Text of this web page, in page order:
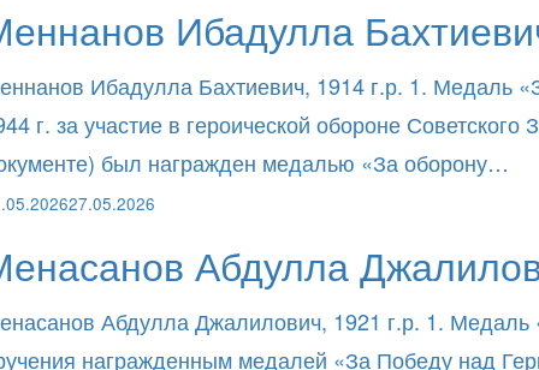
Ибадулла
Ибадулла Бахтиевич, 1914 г.р. 1. Медаль
г. за участие в героической обороне
был награжден медалью «За оборону…
27.05.2026
Абдулла
Абдулла Джалилович, 1921 г.р. 1. Медаль
награжденным медалей «За Победу над